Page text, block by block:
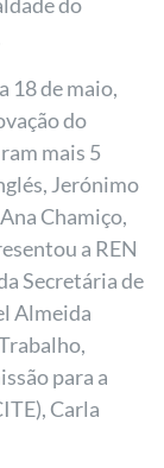
18 de maio,
do
mais 5
Jerónimo
Chamiço,
a REN
Secretária de
Almeida
para a
Carla